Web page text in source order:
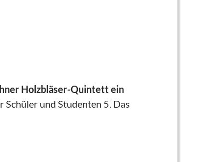
Holzbläser-Quintett ein
und Studenten 5. Das